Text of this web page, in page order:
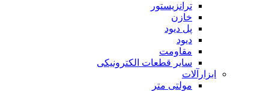
ترانزیستور
خازن
پل دیود
دیود
مقاومت
سایر قطعات الکترونیکی
ابزارآلات
مولتی متر